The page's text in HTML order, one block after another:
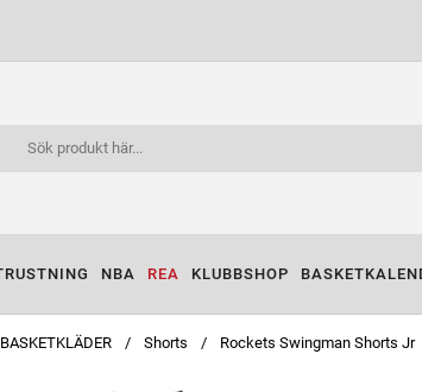
NBA REA KLUBBSHOP
Shorts Rockets Swingman Shorts Jr